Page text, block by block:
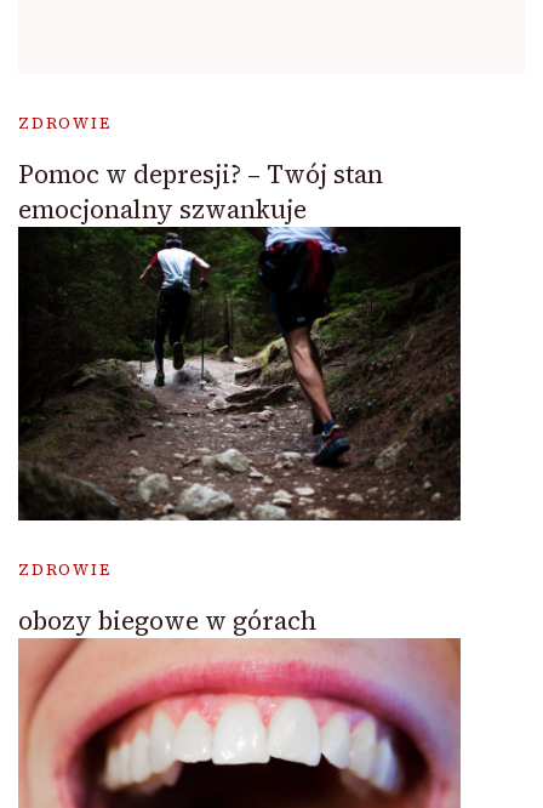
ZDROWIE
Pomoc w depresji? – Twój stan
emocjonalny szwankuje
ZDROWIE
obozy biegowe w górach